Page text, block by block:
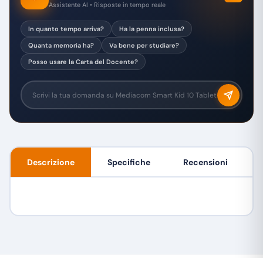
Assistente AI • Risposte in tempo reale
In quanto tempo arriva?
Ha la penna inclusa?
Quanta memoria ha?
Va bene per studiare?
Posso usare la Carta del Docente?
Descrizione Specifiche Recensioni